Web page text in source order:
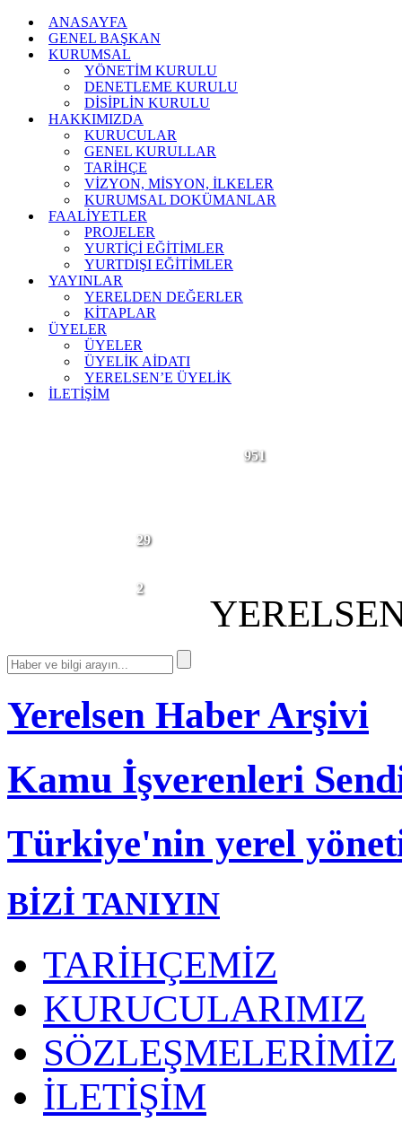
ANASAYFA
GENEL BAŞKAN
KURUMSAL
YÖNETİM KURULU
DENETLEME KURULU
DİSİPLİN KURULU
HAKKIMIZDA
KURUCULAR
GENEL KURULLAR
TARİHÇE
VİZYON, MİSYON, İLKELER
KURUMSAL DOKÜMANLAR
FAALİYETLER
PROJELER
YURTİÇİ EĞİTİMLER
YURTDIŞI EĞİTİMLER
YAYINLAR
YERELDEN DEĞERLER
KİTAPLAR
ÜYELER
ÜYELER
ÜYELİK AİDATI
YERELSEN’E ÜYELİK
İLETİŞİM
951
29
2
Yerelsen Haber Arşivi
Kamu İşverenleri
Türkiye'nin yerel
BİZİ TANIYIN
TARİHÇEMİZ
KURUCULARIMIZ
SÖZLEŞMELERİMİZ
İLETİŞİM